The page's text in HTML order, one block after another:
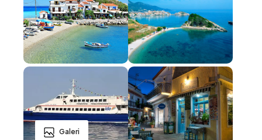
Galeri